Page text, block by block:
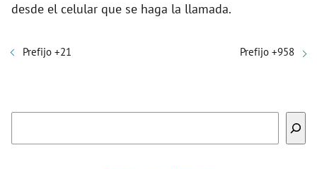
desde el celular que se haga la llamada.
Prefijo +21 Prefijo +958